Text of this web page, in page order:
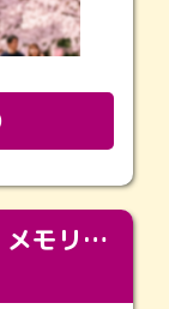
急な依頼にも寄り添う対応。メモリアルコーナーで振り返る大切な日々